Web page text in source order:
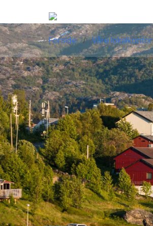
Forside Våre lokalkontor